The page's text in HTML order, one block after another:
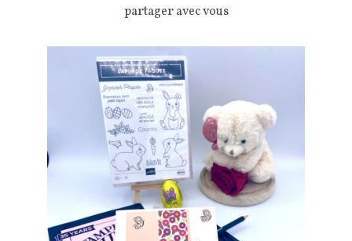
partager avec vous